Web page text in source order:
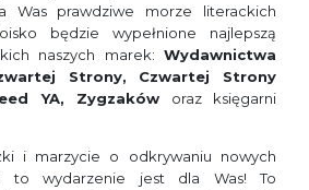
Was prawdziwe morze literackich
będzie wypełnione najlepszą
naszych marek: Wydawnictwa
Strony, Czwartej Strony
YA, Zygzaków oraz księgarni
i marzycie o odkrywaniu nowych
to wydarzenie jest dla Was! To